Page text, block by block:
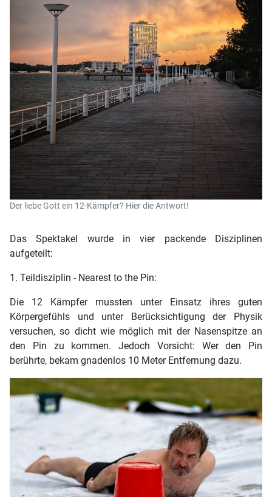
Der liebe Gott ein 12-Kämpfer? Hier die Antwort!
Das Spektakel wurde in vier packende Disziplinen
aufgeteilt:
1. Teildisziplin - Nearest to the Pin:
Die 12 Kämpfer mussten unter Einsatz ihres guten
Körpergefühls und unter Berücksichtigung der Physik
versuchen, so dicht wie möglich mit der Nasenspitze an
den Pin zu kommen. Jedoch Vorsicht: Wer den Pin
berührte, bekam gnadenlos 10 Meter Entfernung dazu.